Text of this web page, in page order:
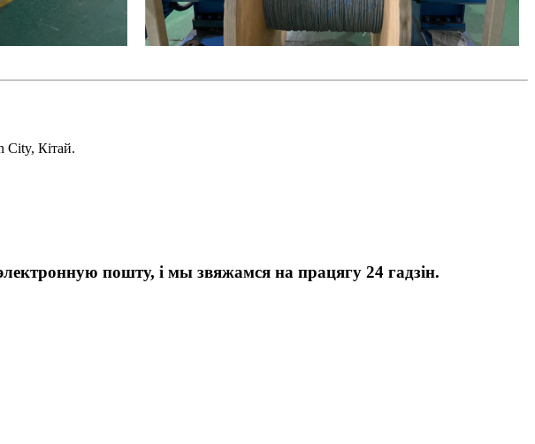
City, Кітай.
пошту, і мы звяжамся на працягу 24 гадзін.